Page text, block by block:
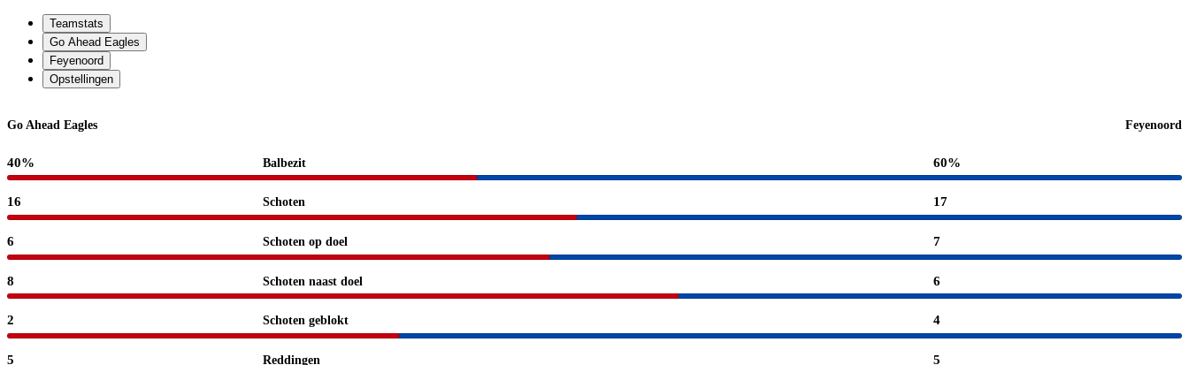
Teamstats
Go Ahead Eagles
Feyenoord
Opstellingen
Go Ahead Eagles Feyenoord
40% Balbezit 60%
16 Schoten 17
6 Schoten op doel 7
8 Schoten naast doel 6
2 Schoten geblokt 4
5 Reddingen 5